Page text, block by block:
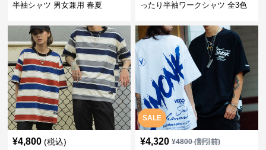
半袖シャツ 男女兼用 春夏
ったり半袖ワークシャツ 全3色
¥4,800 (税込)
SALE
¥4,320 ¥4800(割引前)